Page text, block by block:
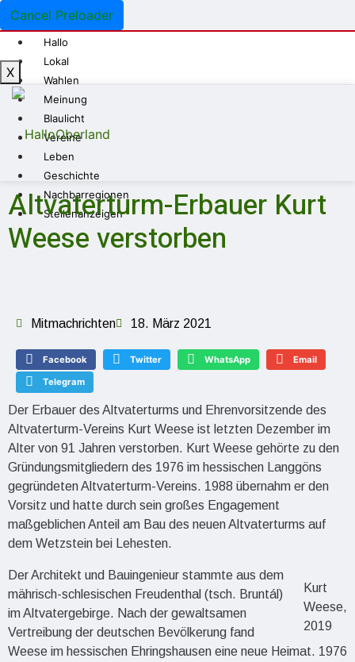
Cancel Preloader
Hallo
Lokal
Wahlen
Meinung
Blaulicht
Vereine
Leben
Geschichte
Nachbarregionen
Stellenanzeigen
X
Altvaterturm-Erbauer Kurt
Weese verstorben
Mitmachrichten 18. März 2021
Facebook Twitter WhatsApp Email
Telegram
Der Erbauer des Altvaterturms und Ehrenvorsitzende des
Altvaterturm-Vereins Kurt Weese ist letzten Dezember im
Alter von 91 Jahren verstorben. Kurt Weese gehörte zu den
Gründungsmitgliedern des 1976 im hessischen Langgöns
gegründeten Altvaterturm-Vereins. 1988 übernahm er den
Vorsitz und hatte durch sein großes Engagement
maßgeblichen Anteil am Bau des neuen Altvaterturms auf
dem Wetzstein bei Lehesten.
Kurt
Weese,
2019
Der Architekt und Bauingenieur stammte aus dem
mährisch-schlesischen Freudenthal (tsch. Bruntál)
im Altvatergebirge. Nach der gewaltsamen
Vertreibung der deutschen Bevölkerung fand
Weese im hessischen Ehringshausen eine neue Heimat. 1976